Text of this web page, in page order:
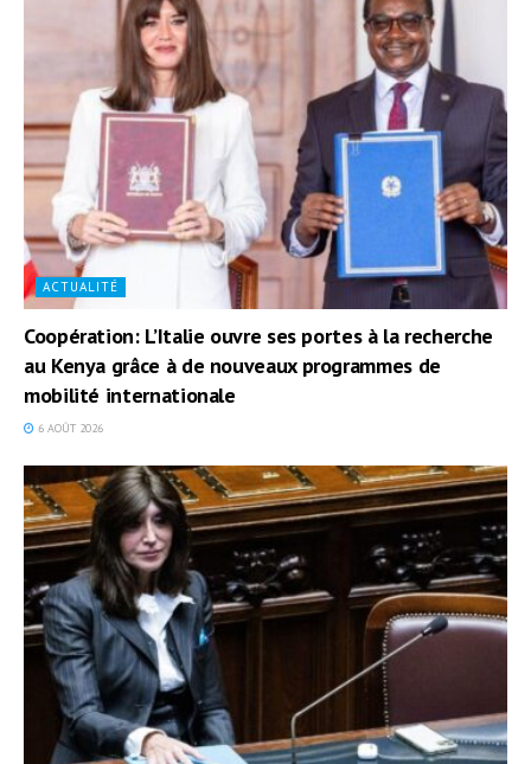
ACTUALITÉ
Coopération: L’Italie ouvre ses portes à la recherche
au Kenya grâce à de nouveaux programmes de
mobilité internationale
6 AOÛT 2026